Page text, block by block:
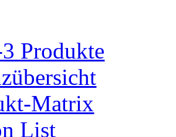
Produkte
Matrix
List